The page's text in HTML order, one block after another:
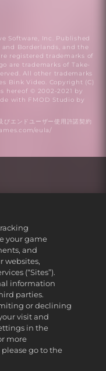
Software, Inc. Published
Borderlands, and the
registered trademarks of
are trademarks of Take-
All other trademarks
Bink Video. Copyright (C)
hereof © 2002-2021 by
with FMOD Studio by
びエンドユーザー使用許諾契約
eula/
ー
有しない
金
Inc. 2K, Firaxis Games,
trademarks of Take-Two
reserved.
your game
and
websites,
(“Sites”).
information
parties.
or declining
visit and
in the
more
go to the